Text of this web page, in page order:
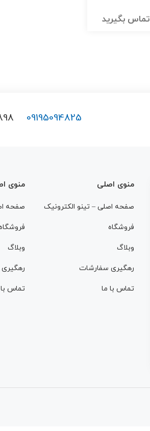
تماس بگیرید
09195094825
منوی اصلی
صفحه اصلی – تینو الکترونیک
فروشگاه
وبلاگ
رهگیری سفارشات
تماس با ما
منوی
صفحه
وبلاگ
تماس